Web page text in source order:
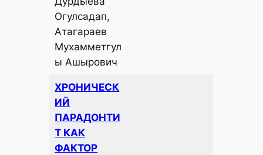
Огулсадап,
Атагараев
Мухамметгул
ы Ашырович
ХРОНИЧЕСК
ИЙ
ПАРАДОНТИ
Т КАК
ФАКТОР